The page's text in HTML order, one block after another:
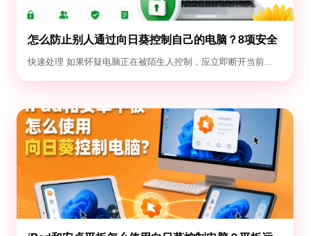
怎么防止别人通过向日葵控制自己的电脑？8项安全
设置
快速处理 如果怀疑电脑正在被陌生人控制，应立即断开当前...